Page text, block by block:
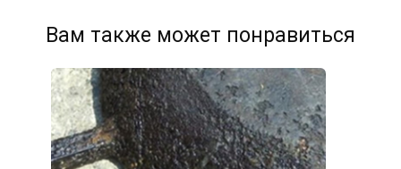
Вам также может понравиться